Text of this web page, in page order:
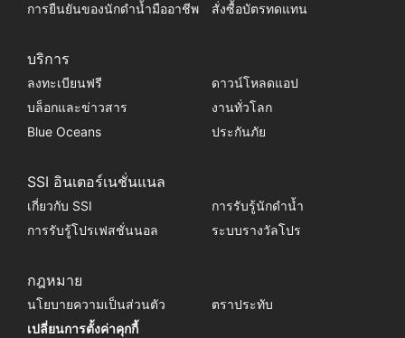
การยืนยันของนักดำน้ำมืออาชีพ
สั่งซื้อบัตรทดแทน
บริการ
ลงทะเบียนฟรี
ดาวน์โหลดแอป
บล็อกและข่าวสาร
งานทั่วโลก
Blue Oceans
ประกันภัย
SSI อินเตอร์เนชั่นแนล
เกี่ยวกับ SSI
การรับรู้นักดำน้ำ
การรับรู้โปรเฟสชั่นนอล
ระบบรางวัลโปร
กฎหมาย
นโยบายความเป็นส่วนตัว
ตราประทับ
เปลี่ยนการตั้งค่าคุกกี้